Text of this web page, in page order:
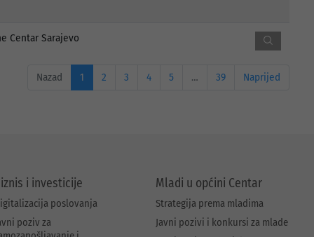
Centar Sarajevo
Nazad 1 2 3 4 5 … 39 Naprijed
i investicije
poslovanja
poziv za
Mladi u općini Centar
Strategija prema mladima
Javni pozivi i konkursi za mlade